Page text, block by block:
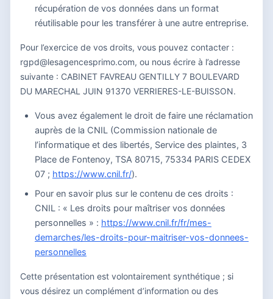
récupération de vos données dans un format
réutilisable pour les transférer à une autre entreprise.
Pour l’exercice de vos droits, vous pouvez contacter :
rgpd@lesagencesprimo.com, ou nous écrire à l’adresse
suivante : CABINET FAVREAU GENTILLY 7 BOULEVARD
DU MARECHAL JUIN 91370 VERRIERES-LE-BUISSON.
Vous avez également le droit de faire une réclamation
auprès de la CNIL (Commission nationale de
l’informatique et des libertés, Service des plaintes, 3
Place de Fontenoy, TSA 80715, 75334 PARIS CEDEX
07 ; https://www.cnil.fr/).
Pour en savoir plus sur le contenu de ces droits :
CNIL : « Les droits pour maîtriser vos données
personnelles » : https://www.cnil.fr/fr/mes-
demarches/les-droits-pour-maitriser-vos-donnees-
personnelles
Cette présentation est volontairement synthétique ; si
vous désirez un complément d’information ou des